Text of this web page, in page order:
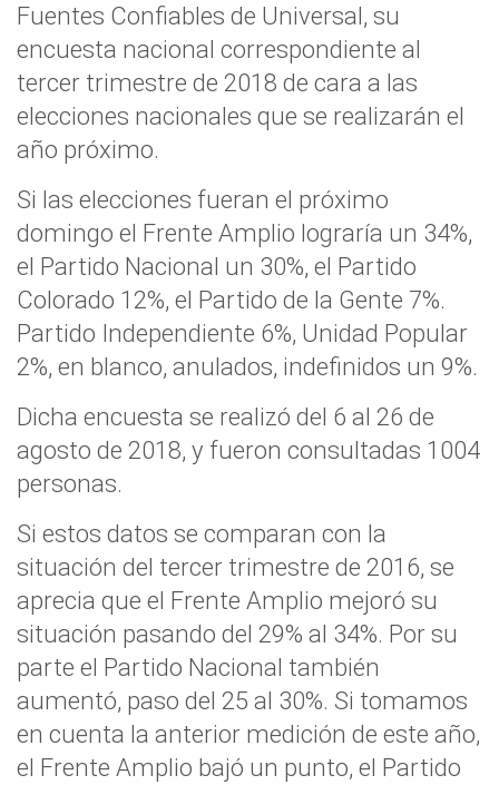
Fuentes Confiables de Universal, su
encuesta nacional correspondiente al
tercer trimestre de 2018 de cara a las
elecciones nacionales que se realizarán el
año próximo.
Si las elecciones fueran el próximo
domingo el Frente Amplio lograría un 34%,
el Partido Nacional un 30%, el Partido
Colorado 12%, el Partido de la Gente 7%.
Partido Independiente 6%, Unidad Popular
2%, en blanco, anulados, indefinidos un 9%.
Dicha encuesta se realizó del 6 al 26 de
agosto de 2018, y fueron consultadas 1004
personas.
Si estos datos se comparan con la
situación del tercer trimestre de 2016, se
aprecia que el Frente Amplio mejoró su
situación pasando del 29% al 34%. Por su
parte el Partido Nacional también
aumentó, paso del 25 al 30%. Si tomamos
en cuenta la anterior medición de este año,
el Frente Amplio bajó un punto, el Partido